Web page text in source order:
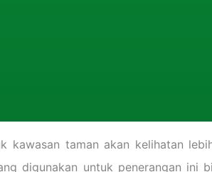
kawasan taman akan kelihatan
digunakan untuk penerangan ini